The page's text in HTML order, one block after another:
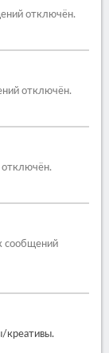
отключён.
отключён.
сообщений
креативы.